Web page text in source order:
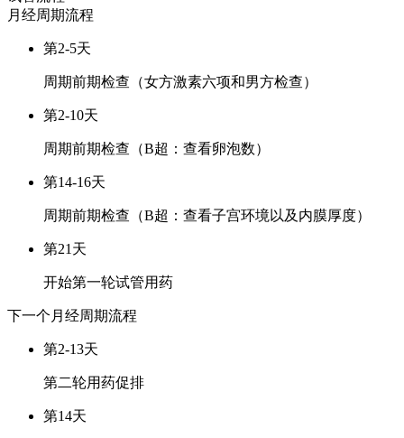
月经周期流程
第2-5天
周期前期检查（女方激素六项和男方检查）
第2-10天
周期前期检查（B超：查看卵泡数）
第14-16天
周期前期检查（B超：查看子宫环境以及内膜厚度）
第21天
开始第一轮试管用药
下一个月经周期流程
第2-13天
第二轮用药促排
第14天